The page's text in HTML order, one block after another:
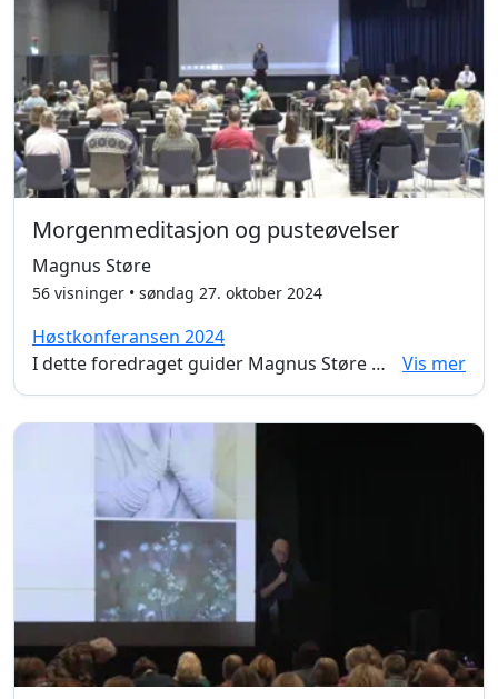
Morgenmeditasjon og pusteøvelser
Magnus Støre
56 visninger • søndag 27. oktober 2024
Høstkonferansen 2024
I dette foredraget guider Magnus Støre oss gjennom praktiske puste- og meditasjonsøvelser. Et praktisk foredrag som gir deg erfaringer du kan ta med deg inn i hverdagen for å finne ro, senke stress og bli med til stede i egen kropp.
Vis mer